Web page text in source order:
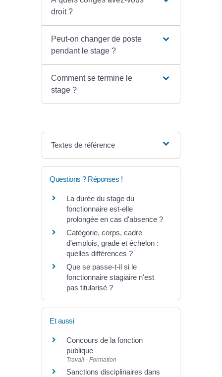
droit ?
Peut-on changer de poste
pendant le stage ?
Comment se termine le
stage ?
Textes de référence
Questions ? Réponses !
La durée du stage du
fonctionnaire est-elle
prolongée en cas d'absence ?
Catégorie, corps, cadre
d'emplois, grade et échelon :
quelles différences ?
Que se passe-t-il si le
fonctionnaire stagiaire n'est
pas titularisé ?
Et aussi
Concours de la fonction
publique
Travail - Formation
Sanctions disciplinaires dans